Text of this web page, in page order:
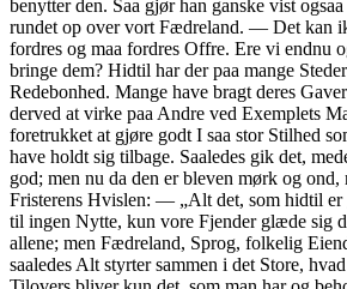
benytter den. Saa gjør han ganske vist
rundet op over vort Fædreland. — Det kan
fordres og maa fordres Offre. Ere vi endnu
bringe dem? Hidtil har der paa mange
Redebonhed. Mange have bragt deres
derved at virke paa Andre ved Exemplets
foretrukket at gjøre godt I saa stor Stilhed
have holdt sig tilbage. Saaledes gik det,
god; men nu da den er bleven mørk og ond,
Fristerens Hvislen: — „Alt det, som hidtil er
til ingen Nytte, kun vore Fjender glæde sig
allene; men Fædreland, Sprog, folkelig
saaledes Alt styrter sammen i det Store,